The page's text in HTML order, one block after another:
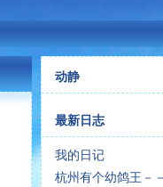
动静
最新日志
我的日记
杭州有个幼鸽王－